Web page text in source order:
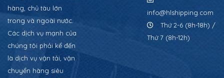
hàng, chủ tàu lớn
trong và ngoài nước.
Các dịch vụ mạnh của
chúng tôi phải kể đến
là dịch vụ vận tải, vận
chuyển hàng siêu
info@hlshipping.com
Thứ 2-6 (8h-18h) /
Thứ 7 (8h-12h)